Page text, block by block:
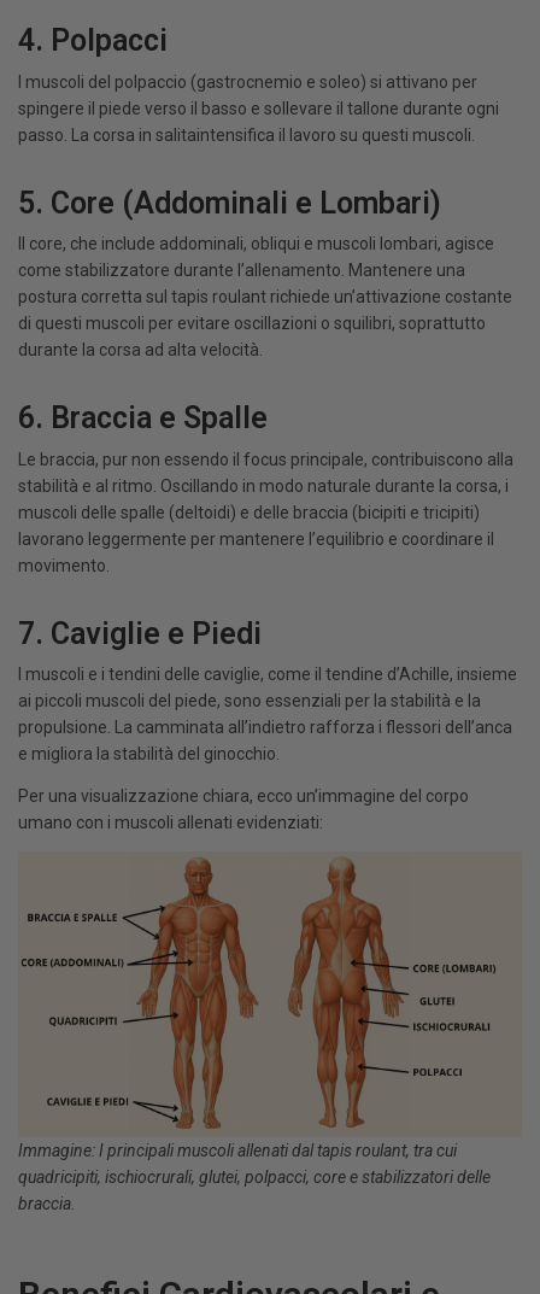
4. Polpacci
I muscoli del polpaccio (gastrocnemio e soleo) si attivano per
spingere il piede verso il basso e sollevare il tallone durante ogni
passo. La corsa in salitaintensifica il lavoro su questi muscoli.
5. Core (Addominali e Lombari)
Il core, che include addominali, obliqui e muscoli lombari, agisce
come stabilizzatore durante l’allenamento. Mantenere una
postura corretta sul tapis roulant richiede un’attivazione costante
di questi muscoli per evitare oscillazioni o squilibri, soprattutto
durante la corsa ad alta velocità.
6. Braccia e Spalle
Le braccia, pur non essendo il focus principale, contribuiscono alla
stabilità e al ritmo. Oscillando in modo naturale durante la corsa, i
muscoli delle spalle (deltoidi) e delle braccia (bicipiti e tricipiti)
lavorano leggermente per mantenere l’equilibrio e coordinare il
movimento.
7. Caviglie e Piedi
I muscoli e i tendini delle caviglie, come il tendine d’Achille, insieme
ai piccoli muscoli del piede, sono essenziali per la stabilità e la
propulsione. La camminata all’indietro rafforza i flessori dell’anca
e migliora la stabilità del ginocchio.
Per una visualizzazione chiara, ecco un’immagine del corpo
umano con i muscoli allenati evidenziati:
Immagine: I principali muscoli allenati dal tapis roulant, tra cui
quadricipiti, ischiocrurali, glutei, polpacci, core e stabilizzatori delle
braccia.